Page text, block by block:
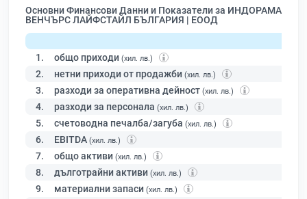
Основни Финансови Данни и Показатели за ИНДОРАМА
ВЕНЧЪРС ЛАЙФСТАЙЛ БЪЛГАРИЯ | ЕООД
1. общо приходи (хил. лв.)
2. нетни приходи от продажби (хил. лв.)
3. разходи за оперативна дейност (хил. лв.)
4. разходи за персонала (хил. лв.)
5. счетоводна печалба/загуба (хил. лв.)
6. EBITDA (хил. лв.)
7. общо активи (хил. лв.)
8. дълготрайни активи (хил. лв.)
9. материални запаси (хил. лв.)